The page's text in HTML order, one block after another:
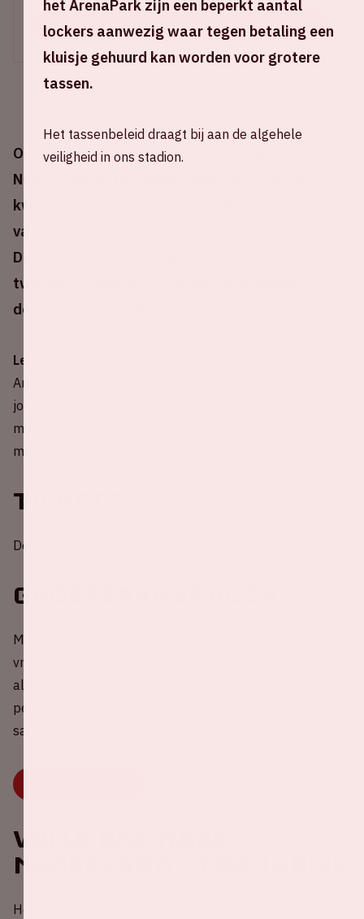
Op vrijdag 13 oktober 2023 speelt het
Nederlands elftal tegen Frankrijk. Dit is een
kwalificatiewedstrijd voor UEFA EURO 2024 dat
van 14 juni tot 14 juli 2024 plaatsvindt in
Duitsland. Nederland speelt 13 oktober de
tweede thuiswedstrijd en de derde wedstrijd in
deze EK kwalificatie.
Let op:
ArenA. Zorg daarom dat je
jouw ingang bent om niets van de wedstrijd te hoeven
missen. Zorg daarbij ook dat je het ticket al uitgeprint
meeneemt, dit zorgt voor een betere doorstroming.
Tickets
De tickets voor deze wedstrijd zijn uitverkocht.
Groepsaanvragen
Met jouw collega's, voetbalteam, hele familie of
vriendengroep naar Nederland - Frankijk? dat kan! Voor
alle informatie omtrent groepsaanvragen van 10 tot 70
personen kun je contact opnemen met:
sales@johancruijffarena.nl
Volle Bak naar
Nederland - Frankrijk
Help mee met het reduceren van CO2-uitstoot rondom
KOOP JE ORANJE TICKETS
het ArenaPark zijn een beperkt aantal
lockers aanwezig waar tegen betaling een
kluisje gehuurd kan worden voor grotere
tassen.
Het tassenbeleid draagt bij aan de algehele
veiligheid in ons stadion.